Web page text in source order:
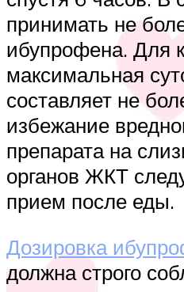
принимать не
ибупрофена. Для
максимальная
составляет не
избежание
препарата на
органов ЖКТ
прием после еды.
Дозировка
должна строго